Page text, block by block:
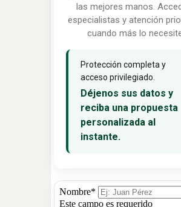
las mejores manos.
especialistas y atención
cuando más lo
Protección completa y
acceso privilegiado.
Déjenos sus datos y
reciba una propuesta
personalizada al
instante.